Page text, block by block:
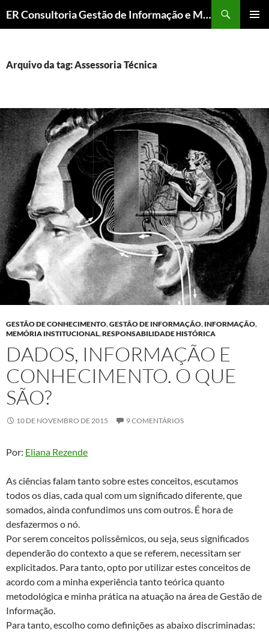
ER Consultoria Gestão de Informação e Memória Institucional
CONTEÚDO
Arquivo da tag: Assessoria Técnica
GESTÃO DE CONHECIMENTO,GESTÃO DE INFORMAÇÃO, INFORMAÇÃO,
MEMÓRIA INSTITUCIONAL,RESPONSABILIDADE HISTÓRICA
DADOS, INFORMAÇÃO E
CONHECIMENTO. O QUE
SÃO?
10 DE NOVEMBRO DE 2015 9 COMENTÁRIOS
Por: Eliana Rezende
As ciências falam tanto sobre estes conceitos, escutamos
todos os dias, cada qual com um significado diferente, que
somados, ainda confundimos uns com outros. É hora de
desfazermos o nó.
Por serem conceitos polissêmicos, ou seja, seus significados
dependerão do contexto a que se referem, necessitam ser
explicitados. Para tanto, opto por utilizar estes conceitos de
acordo com a minha experiência tanto teórica quanto
metodológica e minha prática na atuação na área de Gestão de
Informação.
Para tanto, escolho como definições as abaixo discriminadas: